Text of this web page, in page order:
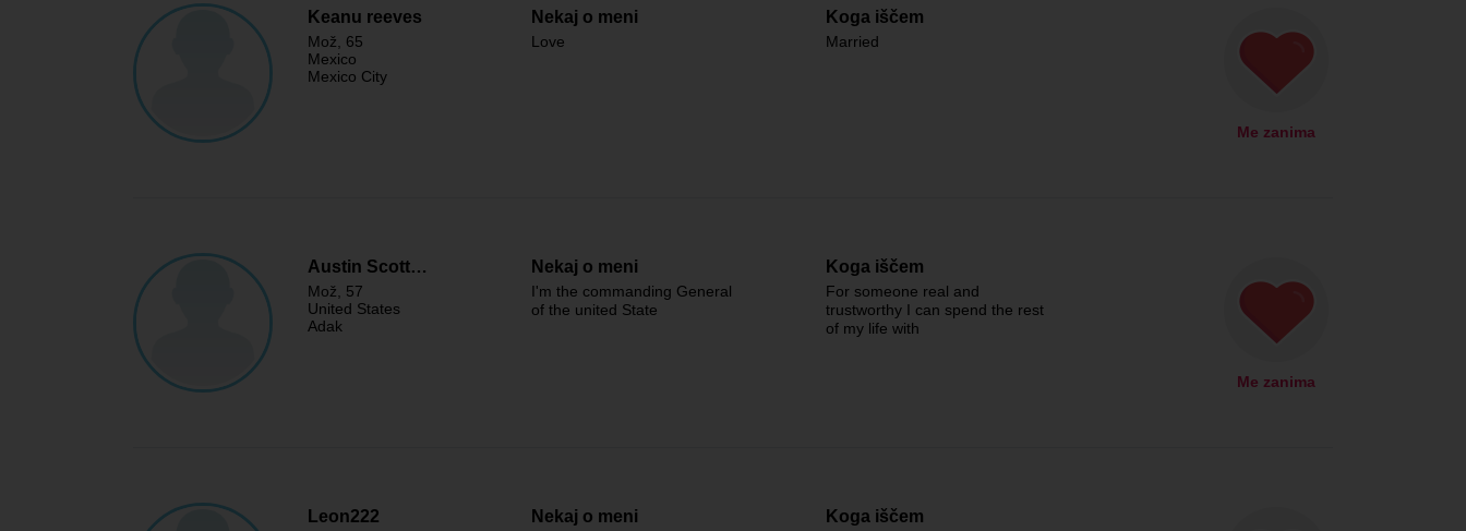
Keanu reeves
Mož , 65
Mexico
Mexico City
Nekaj o meni
Love
Koga iščem
Married
Me zanima
Austin Scott…
Mož , 57
United States
Adak
Nekaj o meni
I'm the commanding General
of the united State
Koga iščem
For someone real and
trustworthy I can spend the rest
of my life with
Me zanima
Leon222 Nekaj o meni Koga iščem